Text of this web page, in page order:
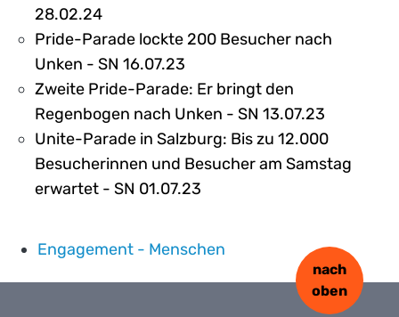
28.02.24
Pride-Parade lockte 200 Besucher nach
Unken - SN 16.07.23
Zweite Pride-Parade: Er bringt den
Regenbogen nach Unken - SN 13.07.23
Unite-Parade in Salzburg: Bis zu 12.000
Besucherinnen und Besucher am Samstag
erwartet - SN 01.07.23
Engagement - Menschen
nach
oben